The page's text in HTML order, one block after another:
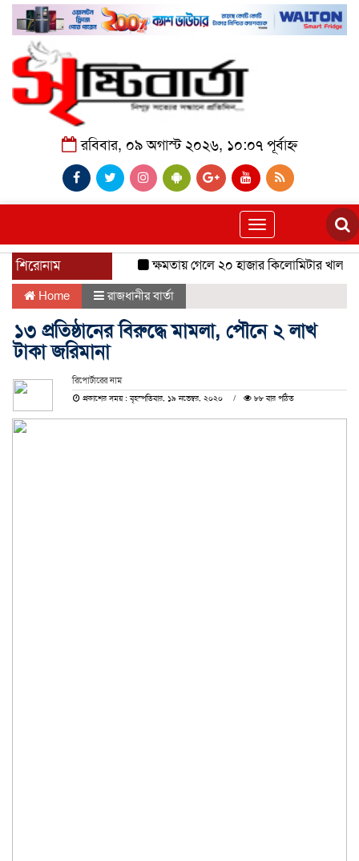
রবিবার, ০৯ অগাস্ট ২০২৬, ১০:০৭ পূর্বাহ্ন
Toggle
navigation
শিরোনাম ক্ষমতায় গেলে ২০ হাজার কিলোমিটার খাল খনন
Home রাজধানীর বার্তা
১৩ প্রতিষ্ঠানের বিরুদ্ধে মামলা, পৌনে ২ লাখ
টাকা জরিমানা
রিপোর্টারের নাম
প্রকাশের সময় : বৃহস্পতিবার, ১৯ নভেম্বর, ২০২০
৮৮ বার পঠিত